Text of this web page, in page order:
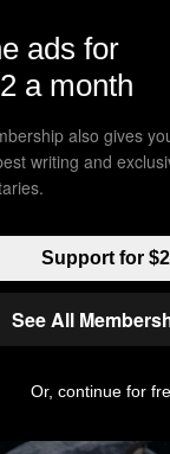
WIREIMAGE)
That
for Their
Caleb Catlin
ads for
a month
also gives
writing and
Support for $2
See All
Or, continue for